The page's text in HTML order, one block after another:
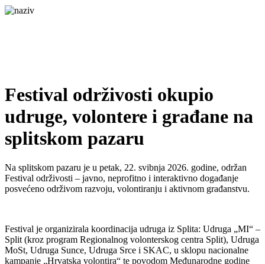
Festival održivosti okupio
udruge, volontere i građane na
splitskom pazaru
Na splitskom pazaru je u petak, 22. svibnja 2026. godine, održan
Festival održivosti – javno, neprofitno i interaktivno događanje
posvećeno održivom razvoju, volontiranju i aktivnom građanstvu.
Festival je organizirala koordinacija udruga iz Splita: Udruga „MI“ –
Split (kroz program Regionalnog volonterskog centra Split), Udruga
MoSt, Udruga Sunce, Udruga Srce i SKAC, u sklopu nacionalne
kampanje „Hrvatska volontira“ te povodom Međunarodne godine